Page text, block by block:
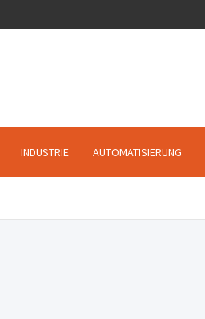
INDUSTRIE AUTOMATISIERUNG